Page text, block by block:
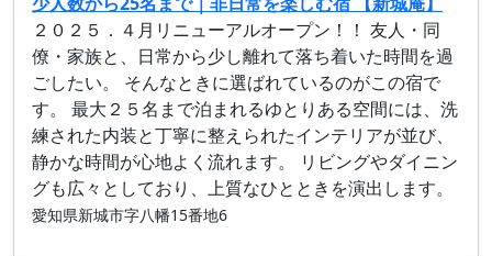
２０２５．４月リニューアルオープン！！ 友人・同
僚・家族と、日常から少し離れて落ち着いた時間を過
ごしたい。 そんなときに選ばれているのがこの宿で
す。 最大２５名まで泊まれるゆとりある空間には、洗
練された内装と丁寧に整えられたインテリアが並び、
静かな時間が心地よく流れます。 リビングやダイニン
グも広々としており、上質なひとときを演出します。
愛知県新城市字八幡15番地6